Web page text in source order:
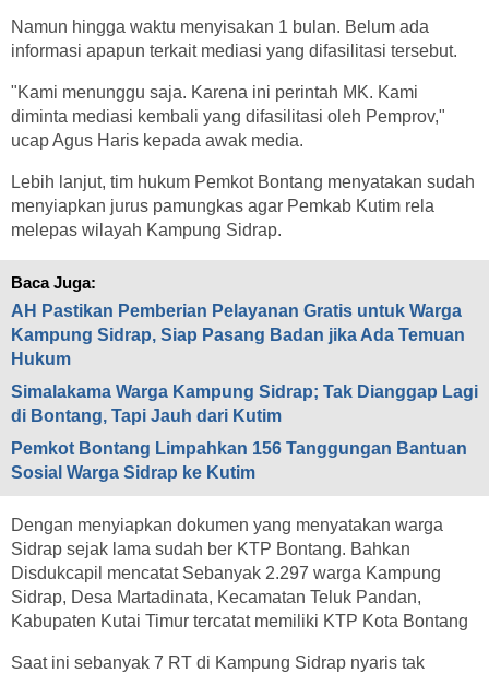
Namun hingga waktu menyisakan 1 bulan. Belum ada
informasi apapun terkait mediasi yang difasilitasi tersebut.
"Kami menunggu saja. Karena ini perintah MK. Kami
diminta mediasi kembali yang difasilitasi oleh Pemprov,"
ucap Agus Haris kepada awak media.
Lebih lanjut, tim hukum Pemkot Bontang menyatakan sudah
menyiapkan jurus pamungkas agar Pemkab Kutim rela
melepas wilayah Kampung Sidrap.
Baca Juga:
AH Pastikan Pemberian Pelayanan Gratis untuk Warga
Kampung Sidrap, Siap Pasang Badan jika Ada Temuan
Hukum
Simalakama Warga Kampung Sidrap; Tak Dianggap Lagi
di Bontang, Tapi Jauh dari Kutim
Pemkot Bontang Limpahkan 156 Tanggungan Bantuan
Sosial Warga Sidrap ke Kutim
Dengan menyiapkan dokumen yang menyatakan warga
Sidrap sejak lama sudah ber KTP Bontang. Bahkan
Disdukcapil mencatat Sebanyak 2.297 warga Kampung
Sidrap, Desa Martadinata, Kecamatan Teluk Pandan,
Kabupaten Kutai Timur tercatat memiliki KTP Kota Bontang
Saat ini sebanyak 7 RT di Kampung Sidrap nyaris tak